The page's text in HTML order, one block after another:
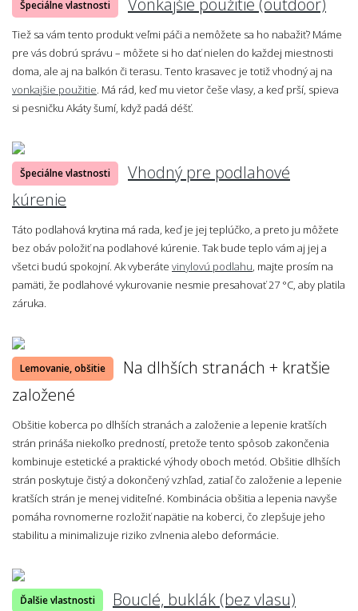
Špeciálne vlastnosti
Tiež sa vám tento produkt veľmi páči a nemôžete sa ho nabažiť? Máme
pre vás dobrú správu – môžete si ho dať nielen do každej miestnosti
doma, ale aj na balkón či terasu. Tento krasavec je totiž vhodný aj na
vonkajšie použitie. Má rád, keď mu vietor češe vlasy, a keď prší, spieva
si pesničku Akáty šumí, když padá déšť.
Špeciálne vlastnosti
Vhodný pre podlahové
kúrenie
Táto podlahová krytina má rada, keď je jej teplúčko, a preto ju môžete
bez obáv položiť na podlahové kúrenie. Tak bude teplo vám aj jej a
všetci budú spokojní. Ak vyberáte vinylovú podlahu, majte prosím na
pamäti, že podlahové vykurovanie nesmie presahovať 27 °C, aby platila
záruka.
Lemovanie, obšitie
Na dlhších stranách + kratšie
založené
Obšitie koberca po dlhších stranách a založenie a lepenie kratších
strán prináša niekoľko predností, pretože tento spôsob zakončenia
kombinuje estetické a praktické výhody oboch metód. Obšitie dlhších
strán poskytuje čistý a dokončený vzhľad, zatiaľ čo založenie a lepenie
kratších strán je menej viditeľné. Kombinácia obšitia a lepenia navyše
pomáha rovnomerne rozložiť napätie na koberci, čo zlepšuje jeho
stabilitu a minimalizuje riziko zvlnenia alebo deformácie.
Ďalšie vlastnosti Bouclé, buklák (bez vlasu)